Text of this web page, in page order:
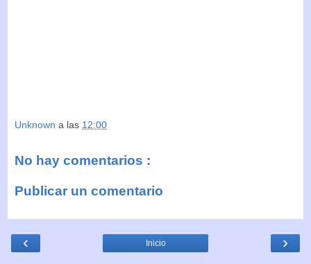
Unknown a las 12:00
No hay comentarios :
Publicar un comentario
‹ ›
Inicio